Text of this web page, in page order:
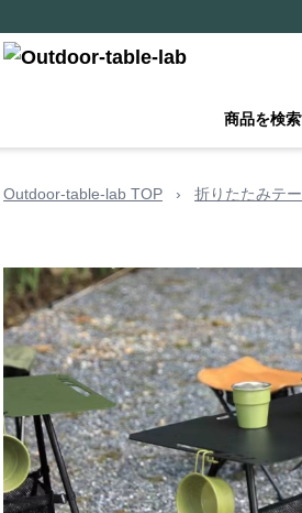
商品を検
Outdoor-table-lab TOP › 折りたたみテ